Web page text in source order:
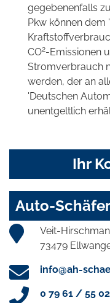
gegebenenfalls
Pkw können dem
CO2-Emissionen
Stromverbrauch
werden, der an
'Deutschen
unentgeltlich
Ihr
Auto-Schäfer
Veit-
73479
info@ah-
0 79 61 / 55